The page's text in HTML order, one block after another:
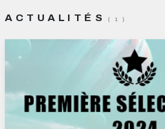
ACTUALITÉS ( 1 )